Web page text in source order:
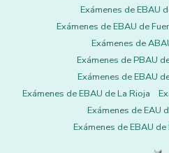
Exámenes de EBAU
Exámenes de EBAU de
Exámenes de
Exámenes de PBAU
Exámenes de EBAU
Exámenes de EBAU de La Rioja
Exámenes de EAU
Exámenes de EBAU